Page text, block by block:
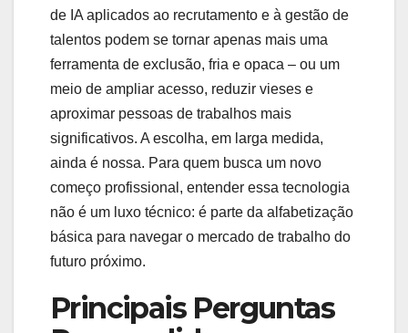
de IA aplicados ao recrutamento e à gestão de
talentos podem se tornar apenas mais uma
ferramenta de exclusão, fria e opaca – ou um
meio de ampliar acesso, reduzir vieses e
aproximar pessoas de trabalhos mais
significativos. A escolha, em larga medida,
ainda é nossa. Para quem busca um novo
começo profissional, entender essa tecnologia
não é um luxo técnico: é parte da alfabetização
básica para navegar o mercado de trabalho do
futuro próximo.
Principais Perguntas